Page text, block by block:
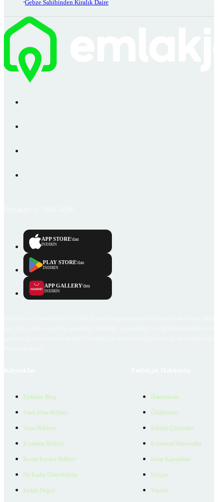
Gebze Sahibinden Kiralık Daire
APP STORE'dan
İNDİRİN
PLAY STORE'dan
İNDİRİN
APP GALLERY'den
İNDİRİN
Emlakjet Blog
Satın Alma Rehberi
Satıcı Rehberi
Kiralama Rehberi
Konut Kredisi Rehberi
Ne Kadar Ödeyebilirim
Emlak Değeri
Hakkımızda
Ödüllerimiz
Reklam Çözümleri
Kurumsal Materyaller
İnsan Kaynakları
İletişim
Yardım